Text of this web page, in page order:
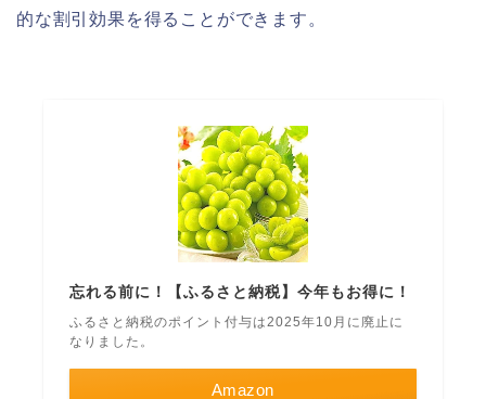
的な割引効果を得ることができます。
忘れる前に！【ふるさと納税】今年もお得に！
ふるさと納税のポイント付与は2025年10月に廃止に
なりました。
Amazon